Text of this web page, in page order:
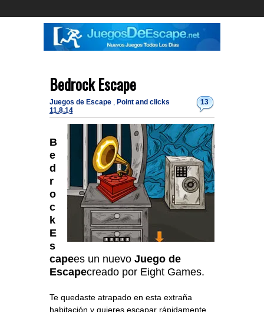
Bedrock Escape
13
Juegos de Escape , Point and clicks
11.8.14
B
e
d
r
o
c
k
E
s
capees un nuevo Juego de
Escapecreado por Eight Games.
Te quedaste atrapado en esta extraña
habitación y quieres escapar rápidamente